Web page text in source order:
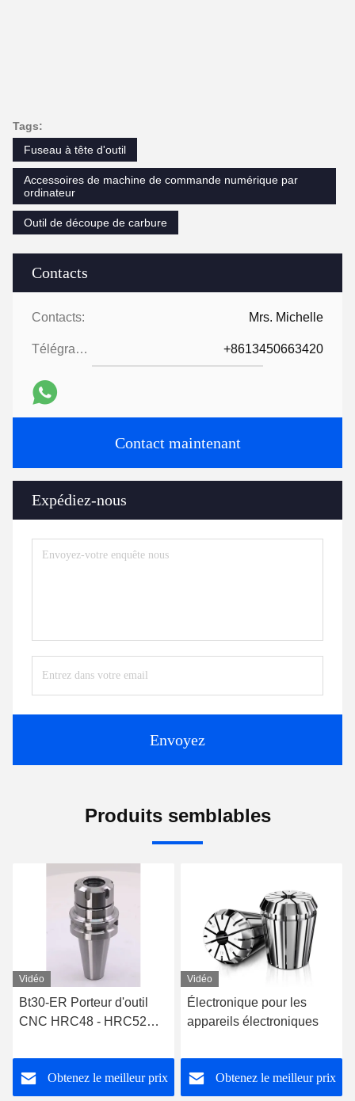
Contacts
Contacts: Mrs. Michelle
Télégramme: +8613450663420
Contact maintenant
Expédiez-nous
Envoyez
Tags:
Fuseau à tête d'outil
Accessoires de machine de commande numérique par
ordinateur
Outil de découpe de carbure
Produits semblables
Vidéo
Électronique pour les
appareils électroniques
Obtenez le meilleur prix
Vidéo
Bt40 Porteur d'outil CNC
Accessoires de machine
carbure à chuck collet
Obtenez le meilleur prix